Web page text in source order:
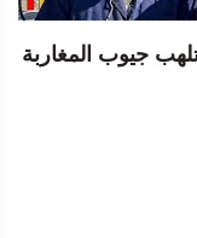
جيوب المغاربة